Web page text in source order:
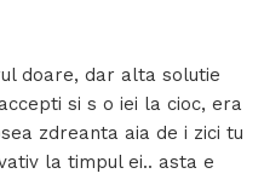
doare, dar alta solutie
si s o iei la cioc, era
zdreanta aia de i zici tu
la timpul ei.. asta e